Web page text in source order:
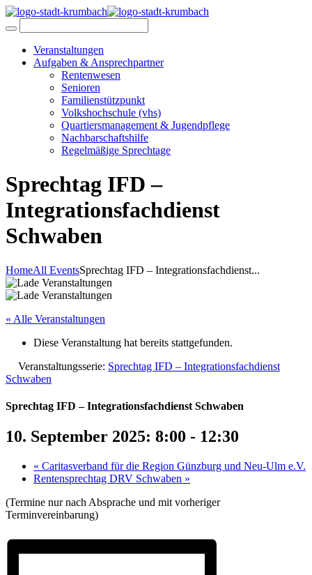
Veranstaltungen
Aufgaben & Ansprechpartner
Rentenwesen
Senioren
Familienstützpunkt
Volkshochschule (vhs)
Quartiersmanagement & Jugendpflege
Nachbarschaftshilfe
Regelmäßige Sprechtage
Sprechtag IFD –
Integrationsfachdienst
Schwaben
HomeAll EventsSprechtag IFD – Integrationsfachdienst...
« Alle Veranstaltungen
Diese Veranstaltung hat bereits stattgefunden.
Veranstaltungsserie: Sprechtag IFD – Integrationsfachdienst
Schwaben
Sprechtag IFD – Integrationsfachdienst Schwaben
10. September 2025: 8:00 - 12:30
« Caritasverband für die Region Günzburg und Neu-Ulm e.V.
Rentensprechtag DRV Schwaben »
(Termine nur nach Absprache und mit vorheriger
Terminvereinbarung)